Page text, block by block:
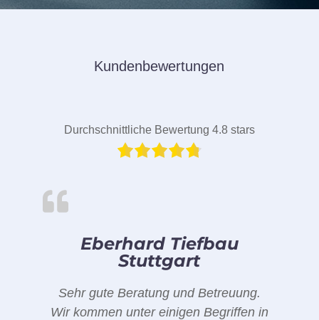
Kundenbewertungen
Durchschnittliche Bewertung 4.8 stars
Eberhard Tiefbau
Stuttgart
Sehr gute Beratung und Betreuung.
Wir kommen unter einigen Begriffen in